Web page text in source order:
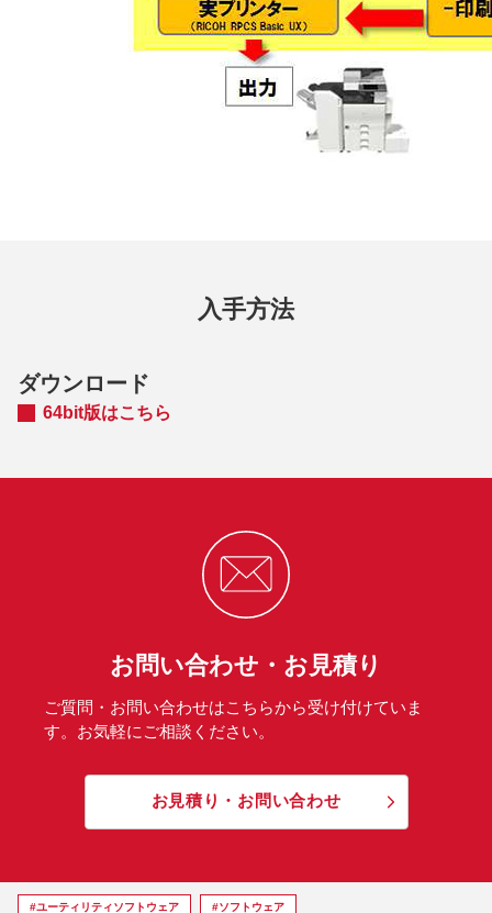
入手方法
ダウンロード
64bit版はこちら
お問い合わせ・お見積り
ご質問・お問い合わせはこちらから受け付けていま
す。お気軽にご相談ください。
お見積り・お問い合わせ
#ユーティリティソフトウェア #ソフトウェア